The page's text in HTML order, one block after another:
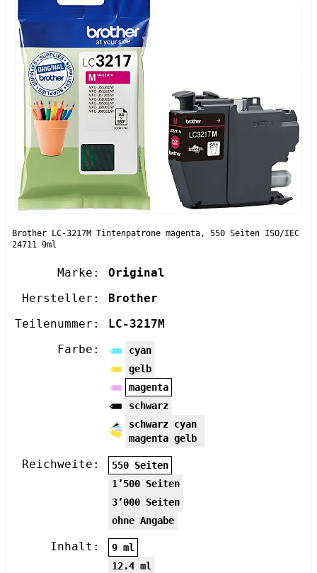
Brother LC-3217M Tintenpatrone magenta, 550 Seiten ISO/IEC
24711 9ml
Marke:
Original
Hersteller:
Brother
Teilenummer:
LC-3217M
Farbe:
cyan
gelb
magenta
schwarz
schwarz cyan
magenta gelb
Reichweite:
550 Seiten
1’500 Seiten
3’000 Seiten
ohne Angabe
Inhalt:
9 ml
12.4 ml